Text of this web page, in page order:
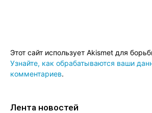
Этот сайт использует Akismet для
Узнайте, как обрабатываются ваши
комментариев.
Лента новостей